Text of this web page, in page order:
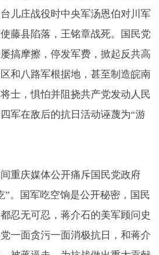
儿庄战役时中央军汤恩伯对川军
藤县陷落，王铭章战死。国民党
搞摩擦，停发军费，掀起反共高
和八路军根据地，甚至制造皖南
士，惧怕并阻挠共产党发动人民
军在敌后的抗日活动诬蔑为“游
重庆媒体公开痛斥国民党政府
”。国军吃空饷是公开秘密，国民
忍无可忍，蒋介石的美军顾问史
一面贪污一面消极抗日，和蒋介